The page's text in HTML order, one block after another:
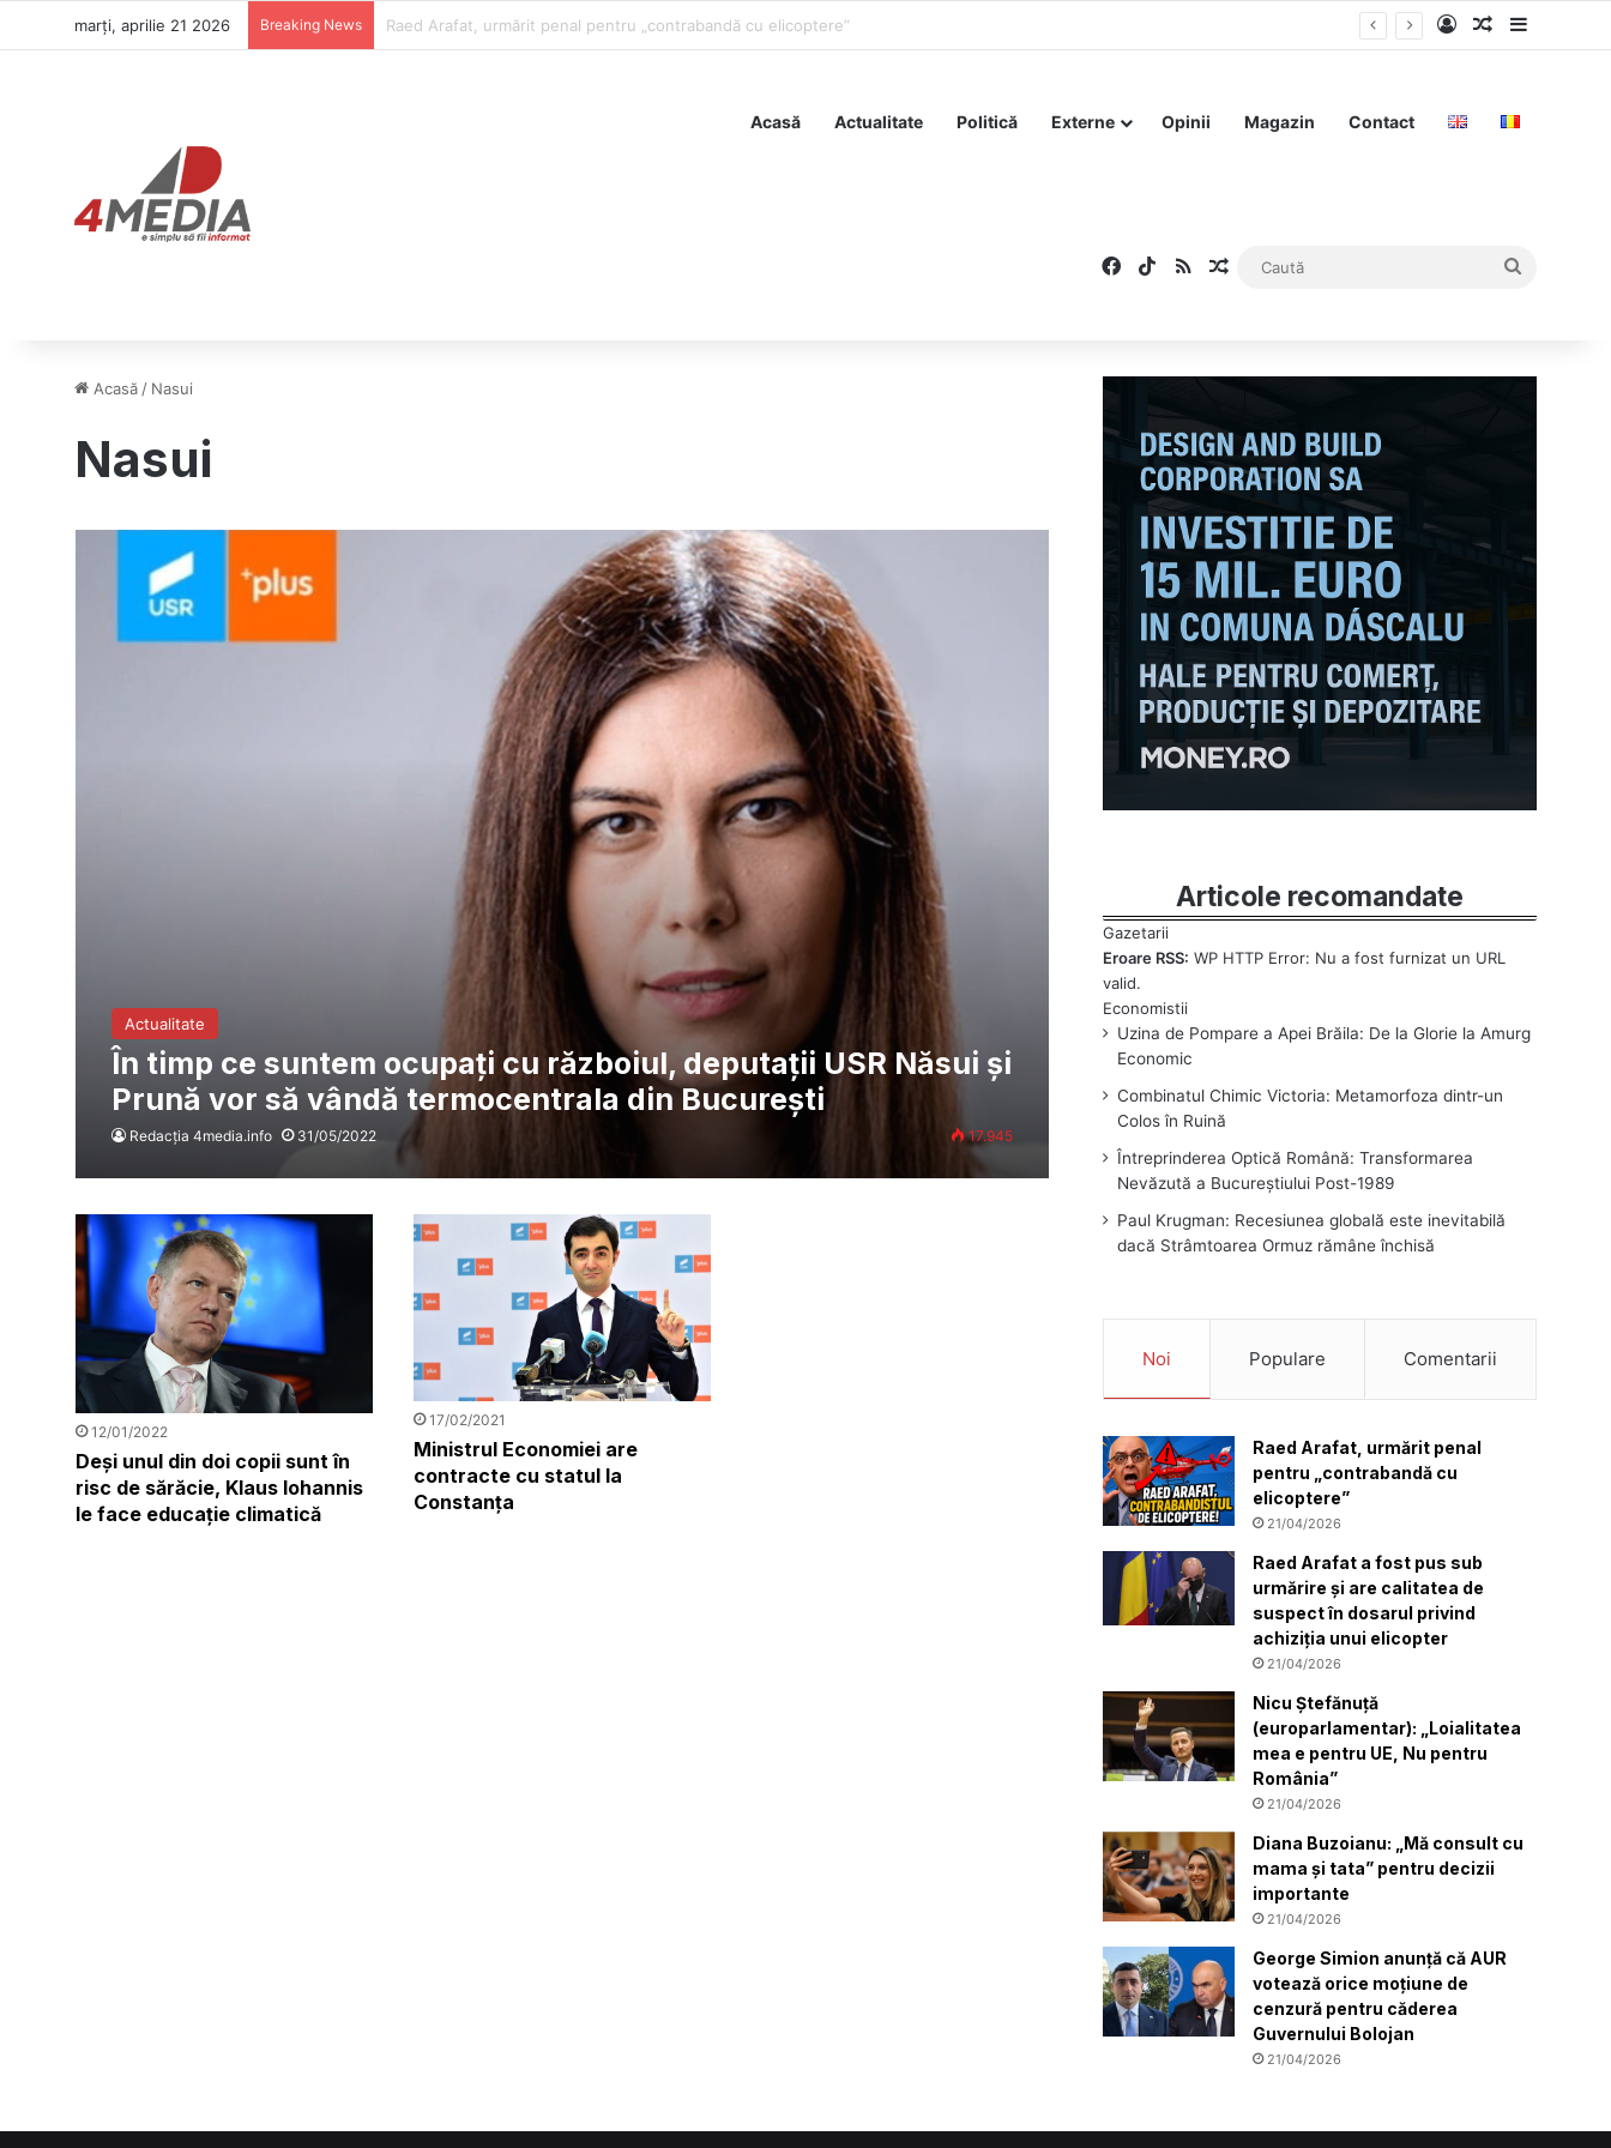
marți, aprilie 21 2026 Breaking News Raed Arafat a fost pus sub urmărire și are calitatea de suspect în dosarul privind achiziția unui elicopter Log InArticolSidebar
Acasă Actualitate Politică Externe Opinii Magazin Contact
Facebook
TikTok
RSSArticol aleatoriu
Acasă / Nasui
Nasui
Actualitate
În timp ce suntem ocupați cu războiul, deputații USR Năsui și
Prună vor să vândă termocentrala din București
Redacția 4media.info 31/05/2022 17.945
12/01/2022
Deşi unul din doi copii sunt în
risc de sărăcie, Klaus Iohannis
le face educație climatică
17/02/2021
Ministrul Economiei are
contracte cu statul la
Constanța
Articole recomandate
Eroare RSS: WP HTTP Error: Nu a fost furnizat un URL
valid.
Uzina de Pompare a Apei Brăila: De la Glorie la Amurg
Economic
Combinatul Chimic Victoria: Metamorfoza dintr-un
Colos în Ruină
Întreprinderea Optică Română: Transformarea
Nevăzută a Bucureștiului Post-1989
Paul Krugman: Recesiunea globală este inevitabilă
dacă Strâmtoarea Ormuz rămâne închisă
Noi Populare Comentarii
Raed Arafat, urmărit penal
pentru „contrabandă cu
elicoptere”
21/04/2026
Raed Arafat a fost pus sub
urmărire și are calitatea de
suspect în dosarul privind
achiziția unui elicopter
21/04/2026
Nicu Ștefănuță
(europarlamentar): „Loialitatea
mea e pentru UE, Nu pentru
România”
21/04/2026
Diana Buzoianu: „Mă consult cu
mama și tata” pentru decizii
importante
21/04/2026
George Simion anunță că AUR
votează orice moțiune de
cenzură pentru căderea
Guvernului Bolojan
21/04/2026